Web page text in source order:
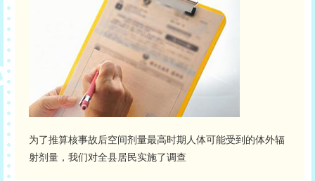
为了推算核事故后空间剂量最高时期人体可能受到的体外辐
射剂量，我们对全县居民实施了调查